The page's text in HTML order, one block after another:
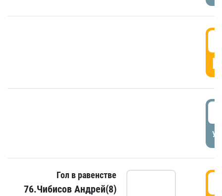
Гол в равенстве
76.Чибисов Андрей(8)